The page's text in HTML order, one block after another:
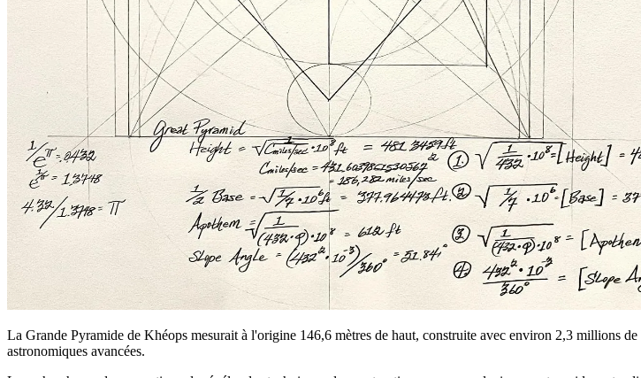
La Grande Pyramide de Khéops mesurait à l'origine 146,6 mètres de haut, construite avec environ 2,3 millions
astronomiques avancées.